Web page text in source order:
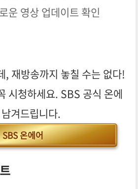
운 영상 업데이트 확인
, 재방송까지 놓칠 수는 없다!
시청하세요. SBS 공식 온에
겨드립니다.
SBS 온에어